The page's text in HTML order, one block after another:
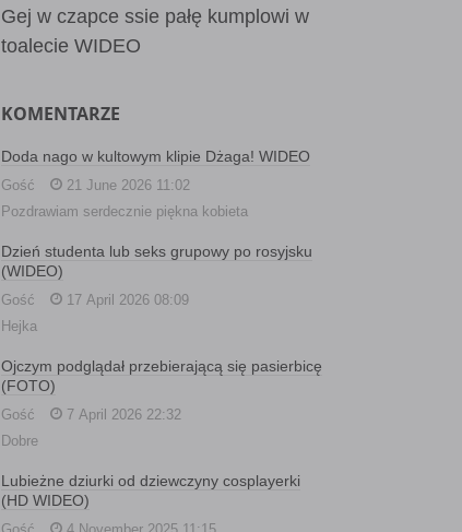
Gej w czapce ssie pałę kumplowi w
toalecie WIDEO
KOMENTARZE
Doda nago w kultowym klipie Dżaga! WIDEO
Gość
21 June 2026 11:02
Pozdrawiam serdecznie piękna kobieta
Dzień studenta lub seks grupowy po rosyjsku
(WIDEO)
Gość
17 April 2026 08:09
Hejka
Ojczym podglądał przebierającą się pasierbicę
(FOTO)
Gość
7 April 2026 22:32
Dobre
Lubieżne dziurki od dziewczyny cosplayerki
(HD WIDEO)